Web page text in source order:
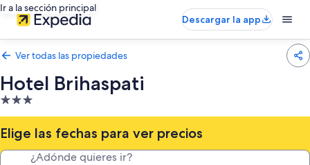
Ir a la sección principal
Descargar la app
Ver todas las propiedades
Hotel Brihaspati
Propiedad
de
3.0
estrellas
Elige las fechas para ver precios
¿Adónde quieres ir?